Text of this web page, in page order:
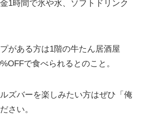
1時間で氷や水、ソフトドリンク
がある方は1階の牛たん居酒屋
で食べられるとのこと。
ズバーを楽しみたい方はぜひ「俺
さい。